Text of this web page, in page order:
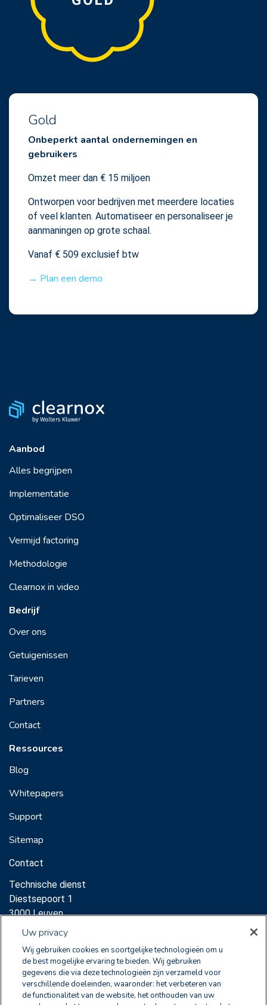
Gold
Onbeperkt aantal ondernemingen en
gebruikers
Omzet meer dan € 15 miljoen
Ontworpen voor bedrijven met meerdere locaties
of veel klanten. Automatiseer en personaliseer je
aanmaningen op grote schaal.
Vanaf € 509 exclusief btw
→ Plan een demo
Aanbod
Alles begrijpen
Implementatie
Optimaliseer DSO
Vermijd factoring
Methodologie
Clearnox in video
Bedrijf
Over ons
Getuigenissen
Tarieven
Partners
Contact
Ressources
Blog
Whitepapers
Support
Sitemap
Contact
Technische dienst
Diestsepoort 1
3000 Leuven
Support:
Commerciële dienst
Diestsepoort 1
3000 Leuven
Uw privacy
Wij gebruiken cookies en soortgelijke technologieën om u
de best mogelijke ervaring te bieden. Wij gebruiken
gegevens die via deze technologieën zijn verzameld voor
verschillende doeleinden, waaronder: het verbeteren van
de functionaliteit van de website, het onthouden van uw